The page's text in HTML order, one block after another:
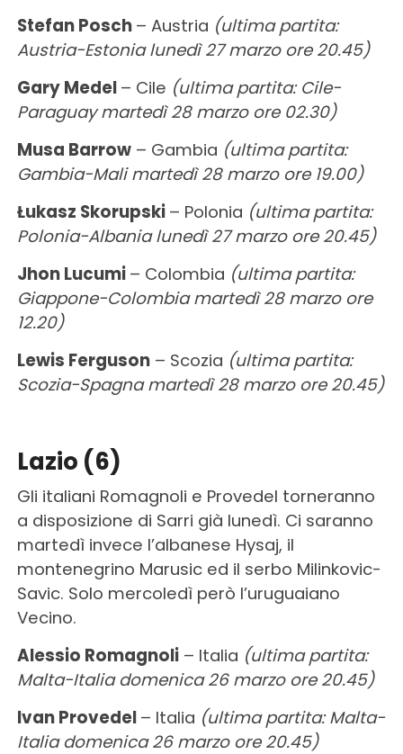
Stefan Posch – Austria (ultima partita:
Austria-Estonia lunedì 27 marzo ore 20.45)
Gary Medel – Cile (ultima partita: Cile-
Paraguay martedì 28 marzo ore 02.30)
Musa Barrow– Gambia (ultima partita:
Gambia-Mali martedì 28 marzo ore 19.00)
Łukasz Skorupski – Polonia (ultima partita:
Polonia-Albania lunedì 27 marzo ore 20.45)
Jhon Lucumi – Colombia (ultima partita:
Giappone-Colombia martedì 28 marzo ore
12.20)
Lewis Ferguson– Scozia (ultima partita:
Scozia-Spagna martedì 28 marzo ore 20.45)
Lazio (6)
Gli italiani Romagnoli e Provedel torneranno
a disposizione di Sarri già lunedì. Ci saranno
martedì invece l’albanese Hysaj, il
montenegrino Marusic ed il serbo Milinkovic-
Savic. Solo mercoledì però l’uruguaiano
Vecino.
Alessio Romagnoli– Italia (ultima partita:
Malta-Italia domenica 26 marzo ore 20.45)
Ivan Provedel – Italia (ultima partita: Malta-
Italia domenica 26 marzo ore 20.45)